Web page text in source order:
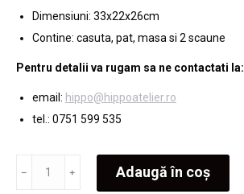
Dimensiuni: 33x22x26cm
Contine: casuta, pat, masa si 2 scaune
Pentru detalii va rugam sa ne contactati la:
email: hippo@hippoatelier.ro
tel.: 0751 599 535
Adaugă în coș